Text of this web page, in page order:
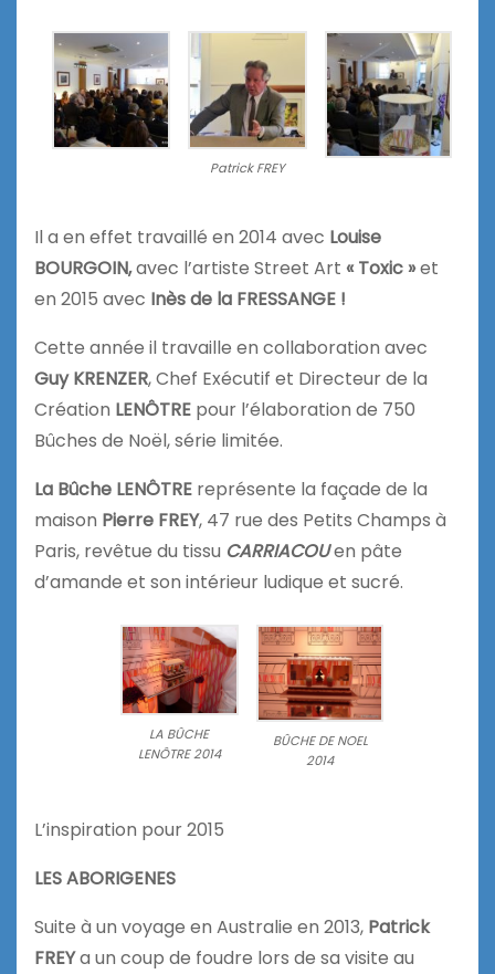
Patrick FREY
Il a en effet travaillé en 2014 avec Louise
BOURGOIN,avec l’artiste Street Art « Toxic »et
en 2015 avec Inès de la FRESSANGE !
Cette année il travaille en collaboration avec
Guy KRENZER, Chef Exécutif et Directeur de la
Création LENÔTRE pour l’élaboration de 750
Bûches de Noël, série limitée.
La Bûche LENÔTRE représente la façade de la
maison Pierre FREY, 47 rue des Petits Champs à
Paris, revêtue du tissu CARRIACOUen pâte
d’amande et son intérieur ludique et sucré.
LA BÛCHE
LENÔTRE 2014
BÛCHE DE NOEL
2014
L’inspiration pour 2015
LES ABORIGENES
Suite à un voyage en Australie en 2013, Patrick
FREYa un coup de foudre lors de sa visite au